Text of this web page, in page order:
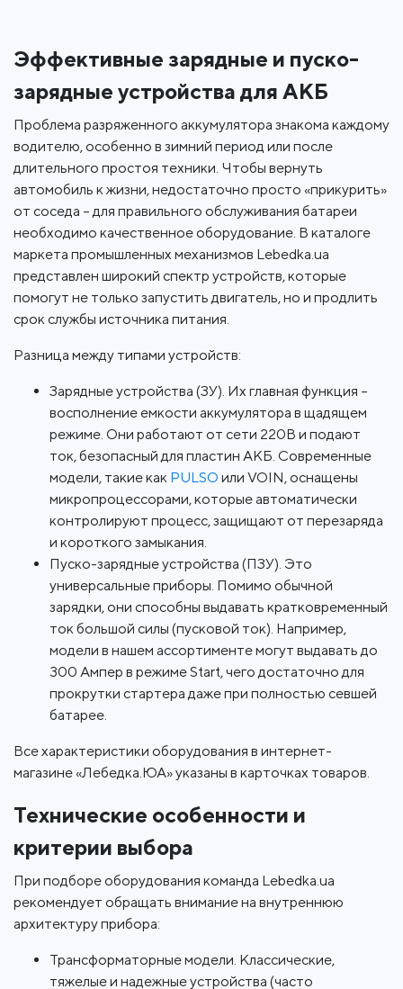
Эффективные зарядные и пуско-
зарядные устройства для АКБ
Проблема разряженного аккумулятора знакома каждому
водителю, особенно в зимний период или после
длительного простоя техники. Чтобы вернуть
автомобиль к жизни, недостаточно просто «прикурить»
от соседа – для правильного обслуживания батареи
необходимо качественное оборудование. В каталоге
маркета промышленных механизмов Lebedka.ua
представлен широкий спектр устройств, которые
помогут не только запустить двигатель, но и продлить
срок службы источника питания.
Разница между типами устройств:
Зарядные устройства (ЗУ). Их главная функция –
восполнение емкости аккумулятора в щадящем
режиме. Они работают от сети 220В и подают
ток, безопасный для пластин АКБ. Современные
модели, такие как PULSO или VOIN, оснащены
микропроцессорами, которые автоматически
контролируют процесс, защищают от перезаряда
и короткого замыкания.
Пуско-зарядные устройства (ПЗУ). Это
универсальные приборы. Помимо обычной
зарядки, они способны выдавать кратковременный
ток большой силы (пусковой ток). Например,
модели в нашем ассортименте могут выдавать до
300 Ампер в режиме Start, чего достаточно для
прокрутки стартера даже при полностью севшей
батарее.
Все характеристики оборудования в интернет-
магазине «Лебедка.ЮА» указаны в карточках товаров.
Технические особенности и
критерии выбора
При подборе оборудования команда Lebedka.ua
рекомендует обращать внимание на внутреннюю
архитектуру прибора:
Трансформаторные модели. Классические,
тяжелые и надежные устройства (часто